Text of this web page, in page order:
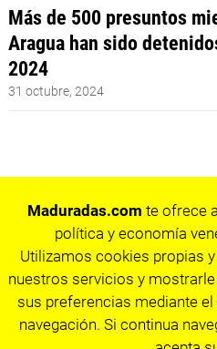
Más de 500 presuntos
Aragua han sido
2024
31 octubre, 2024
Maduradas.com te ofrece
política y economía
Utilizamos cookies propias
nuestros servicios y
sus preferencias mediante
navegación. Si continua